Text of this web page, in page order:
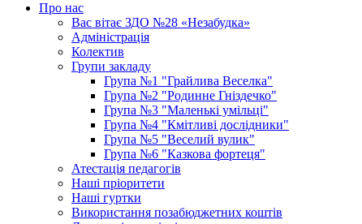
Про нас
Вас вітає ЗДО №28 «Незабудка»
Адміністрація
Колектив
Групи закладу
Група №1 "Грайлива Веселка"
Група №2 "Родинне Гніздечко"
Група №3 "Маленькі умільці"
Група №4 "Кмітливі дослідники"
Група №5 "Веселий вулик"
Група №6 "Казкова фортеця"
Атестація педагогів
Наші пріоритети
Наші гуртки
Використання позабюджетних коштів